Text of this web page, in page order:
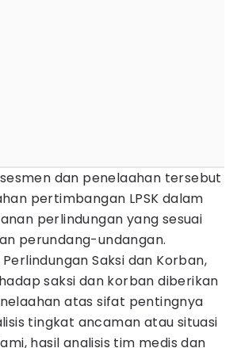
dan penelaahan tersebut
pertimbangan LPSK dalam
perlindungan yang sesuai
perundang-undangan.
Saksi dan Korban,
saksi dan korban diberikan
atas sifat pentingnya
tingkat ancaman atau situasi
hasil analisis tim medis dan